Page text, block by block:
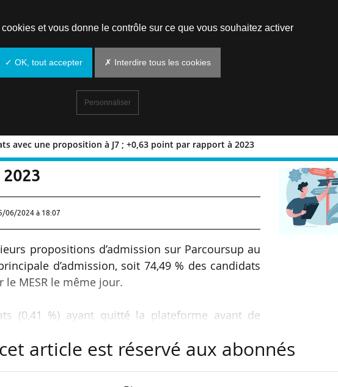
avec une proposition à J7 ; +0,63 point par rapport à 2023
candidats avec une proposition à
06/2024 à 18:07
propositions d’admission sur Parcoursup au
d’admission, soit 74,49 % des candidats
MESR le même jour.
(0,41 %) ayant quitté la plateforme avant de
à la même date.
article est réservé aux abonnés
et vous donne le contrôle sur ce que vous souhaitez activer
✓ OK, tout accepter ✗ Interdire tous les cookies
Personnaliser